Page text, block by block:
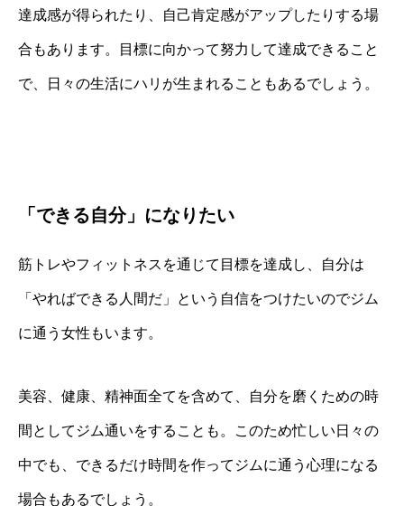
達成感が得られたり、自己肯定感がアップしたりする場
合もあります。目標に向かって努力して達成できること
で、日々の生活にハリが生まれることもあるでしょう。
「できる自分」になりたい
筋トレやフィットネスを通じて目標を達成し、自分は
「やればできる人間だ」という自信をつけたいのでジム
に通う女性もいます。
美容、健康、精神面全てを含めて、自分を磨くための時
間としてジム通いをすることも。このため忙しい日々の
中でも、できるだけ時間を作ってジムに通う心理になる
場合もあるでしょう。